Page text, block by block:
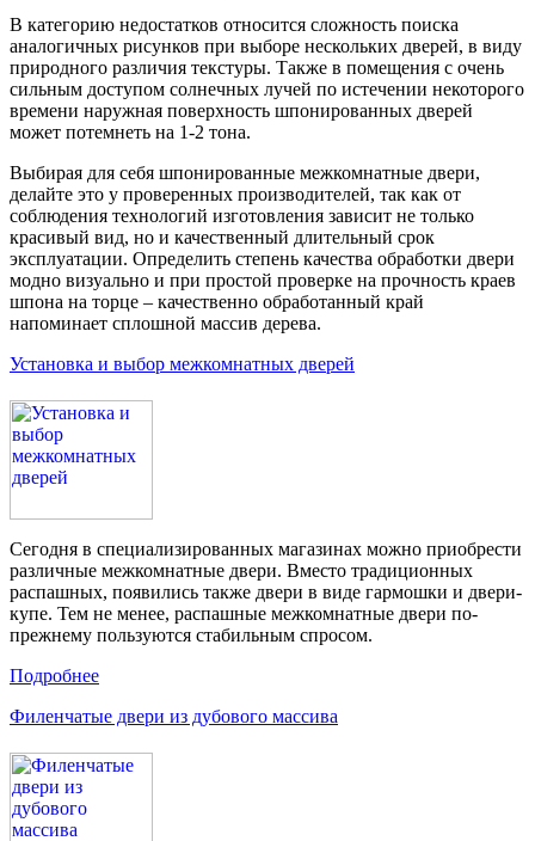
В категорию недостатков относится сложность поиска
аналогичных рисунков при выборе нескольких дверей, в виду
природного различия текстуры. Также в помещения с очень
сильным доступом солнечных лучей по истечении некоторого
времени наружная поверхность шпонированных дверей
может потемнеть на 1-2 тона.
Выбирая для себя шпонированные межкомнатные двери,
делайте это у проверенных производителей, так как от
соблюдения технологий изготовления зависит не только
красивый вид, но и качественный длительный срок
эксплуатации. Определить степень качества обработки двери
модно визуально и при простой проверке на прочность краев
шпона на торце – качественно обработанный край
напоминает сплошной массив дерева.
Установка и выбор межкомнатных дверей
Сегодня в специализированных магазинах можно приобрести
различные межкомнатные двери. Вместо традиционных
распашных, появились также двери в виде гармошки и двери-
купе. Тем не менее, распашные межкомнатные двери по-
прежнему пользуются стабильным спросом.
Подробнее
Филенчатые двери из дубового массива